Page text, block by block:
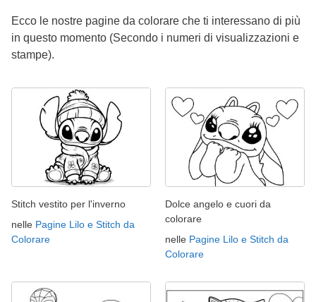
Ecco le nostre pagine da colorare che ti interessano di più
in questo momento (Secondo i numeri di visualizzazioni e
stampe).
Stitch vestito per l'inverno
nelle Pagine Lilo e Stitch da
Colorare
Dolce angelo e cuori da
colorare
nelle Pagine Lilo e Stitch da
Colorare